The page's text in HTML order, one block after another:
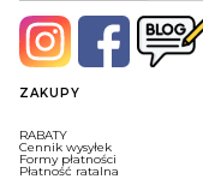
Linki w stopce
ZAKUPY
RABATY
Cennik wysyłek
Formy płatności
Płatność ratalna